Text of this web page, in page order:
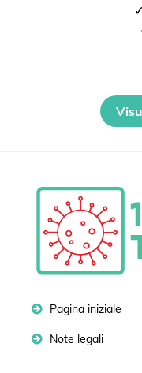
Pagina iniziale
Note legali